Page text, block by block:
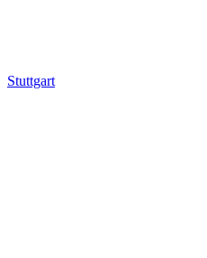
Stuttgart